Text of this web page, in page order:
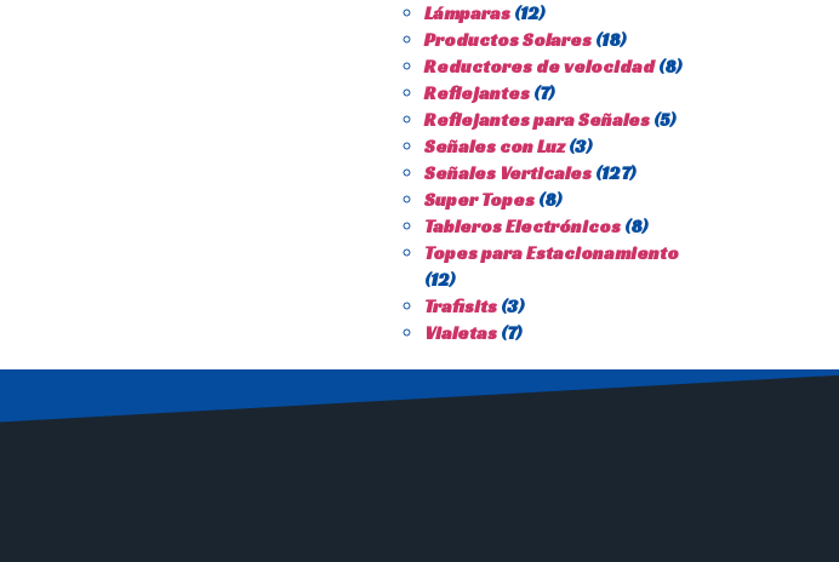
Lámparas (12)
Productos Solares (18)
Reductores de velocidad (8)
Reflejantes (7)
Reflejantes para Señales (5)
Señales con Luz (3)
Señales Verticales (127)
Super Topes (8)
Tableros Electrónicos (8)
Topes para Estacionamiento
(12)
Trafisits (3)
Vialetas (7)